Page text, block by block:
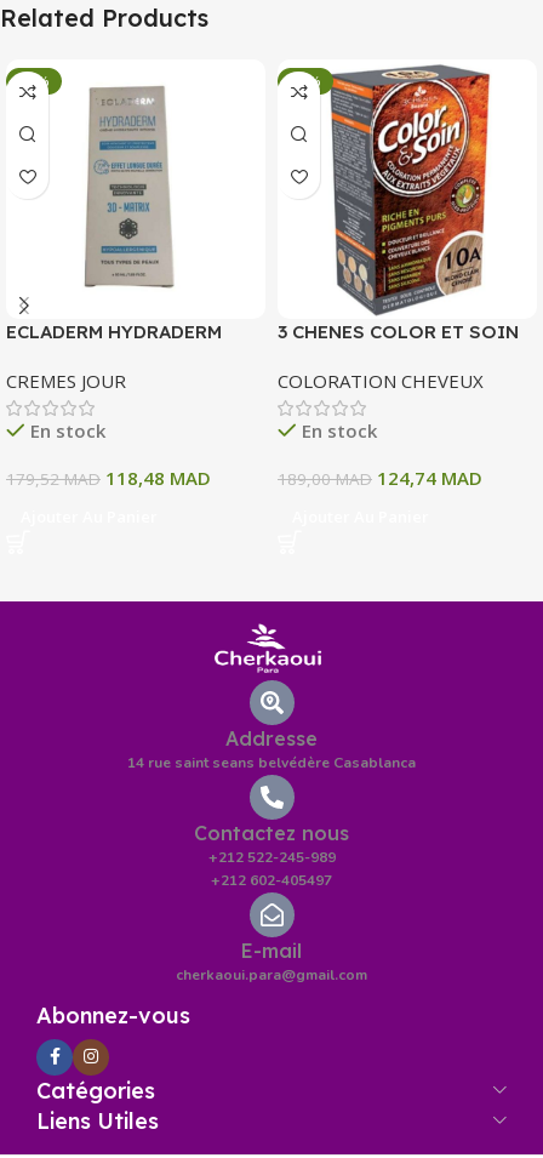
Related Products
-34%
ECLADERM HYDRADERM
INTENSE 72H 50 ML
CREMES JOUR
En stock
179,52MAD 118,48 MAD
-34%
3 CHENES COLOR ET SOIN
10 A BLOND CLAIR CENDRE
135 ML
COLORATION CHEVEUX
En stock
189,00MAD 124,74 MAD
Addresse
14 rue saint seans belvédère Casablanca
Contactez nous
+212 522-245-989
+212 602-405497
E-mail
cherkaoui.para@gmail.com
Abonnez-vous
Catégories
Liens Utiles